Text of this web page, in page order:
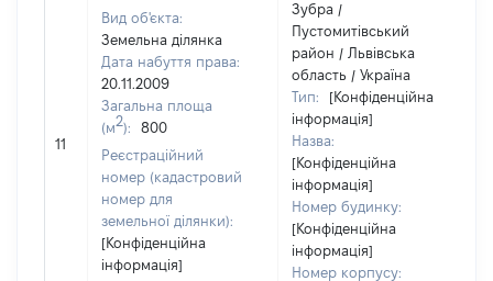
11
Вид об'єкта:
Земельна ділянка
Дата набуття права:
20.11.2009
Загальна площа
(м2):
800
Реєстраційний
номер (кадастровий
номер для
земельної ділянки):
[Конфіденційна
інформація]
Зубра /
Пустомитівський
район / Львівська
область / Україна
Тип:
[Конфіденційна
інформація]
Назва:
[Конфіденційна
інформація]
Номер будинку:
[Конфіденційна
інформація]
Номер корпусу: